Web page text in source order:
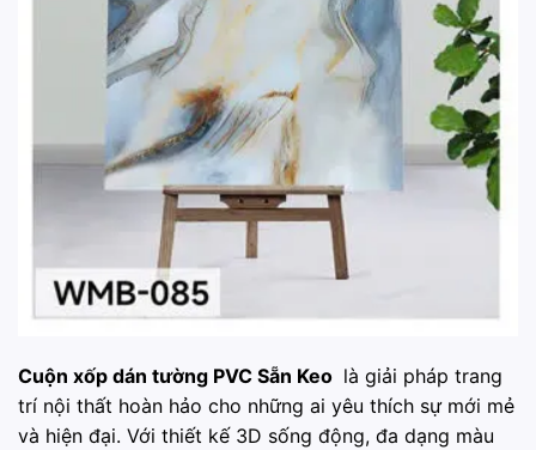
Cuộn xốp dán tường PVC Sẵn Keo là giải pháp trang
trí nội thất hoàn hảo cho những ai yêu thích sự mới mẻ
và hiện đại. Với thiết kế 3D sống động, đa dạng màu